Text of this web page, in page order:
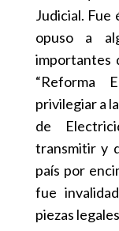
Judicial. Fue
opuso a
importantes
“Reforma
privilegiar a
de
transmitir y
país por
fue
piezas